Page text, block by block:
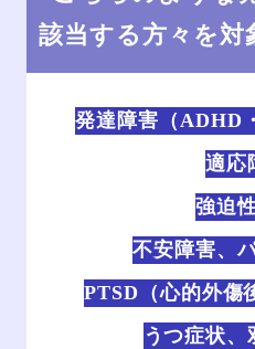
該当する方々を対
発達障害（ADHD
適応
強迫
不安障害、
PTSD（心的外傷
うつ症状、